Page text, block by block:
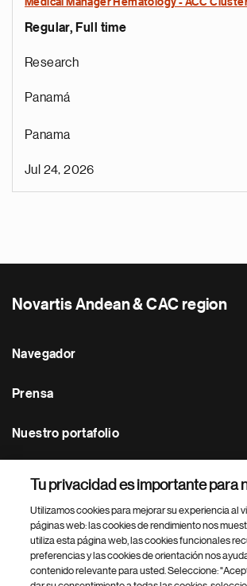
Medical Manager Hematology - ACC
Regular, Full time
Research
Panamá
Panama
Jul 24, 2026
Novartis Andean & CAC region
Navegador
Prensa
Nuestro portafolio
Footer Site Search
Tu privacidad es importante para
Utilizamos cookies para mejorar su experiencia al
páginas web: las cookies de rendimiento nos
utiliza esta página web, las cookies funcionales
preferencias y las cookies de orientación nos
contenido relevante para usted. Seleccione: